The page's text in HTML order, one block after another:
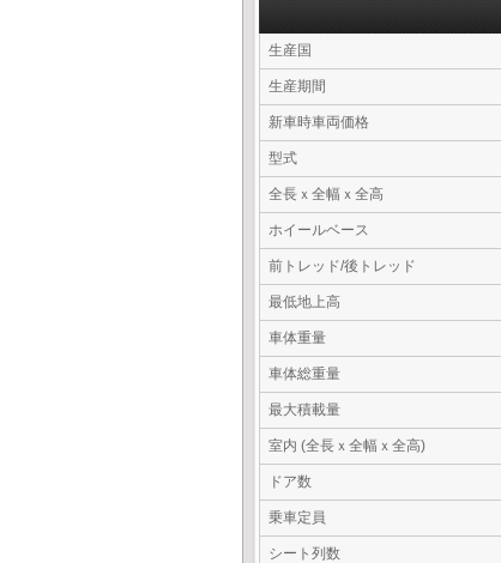
生産国
生産期間
新車時車両価格
型式
全長ｘ全幅ｘ全高
ホイールベース
前トレッド/後トレッド
最低地上高
車体重量
車体総重量
最大積載量
室内 (全長ｘ全幅ｘ全高)
ドア数
乗車定員
シート列数